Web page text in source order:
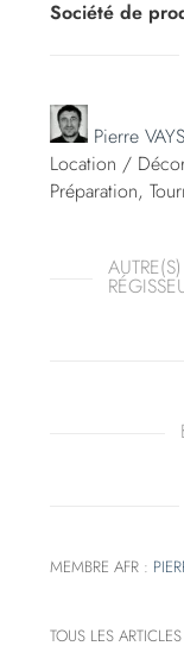
Société de
Pierre
Location /
Préparation,
MEMBRE AFR :